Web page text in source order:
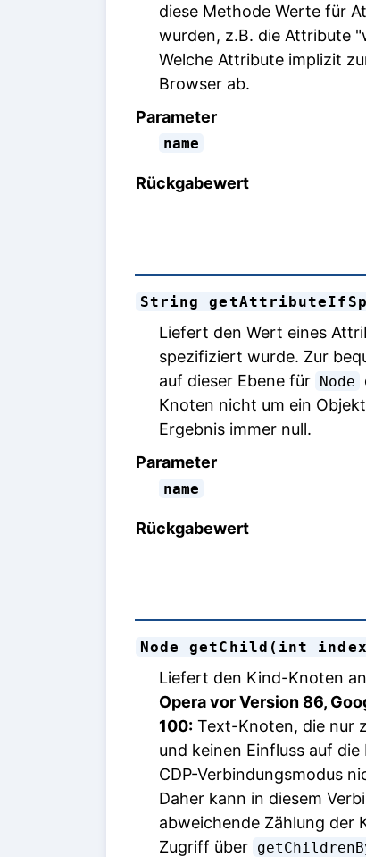
diese Methode Werte für
wurden, z.B. die Attribute
Welche Attribute implizit
Browser ab.
Parameter
name
Rückgabewert
String
Liefert den Wert eines
spezifiziert wurde. Zur
auf dieser Ebene für Node
Knoten nicht um ein
Ergebnis immer null.
Parameter
name
Rückgabewert
Node getChild(int
Liefert den Kind-Knoten
Opera vor Version 86,
100: Text-Knoten, die nur
und keinen Einfluss auf
CDP-Verbindungsmodus
Daher kann in diesem
abweichende Zählung der
Zugriff über